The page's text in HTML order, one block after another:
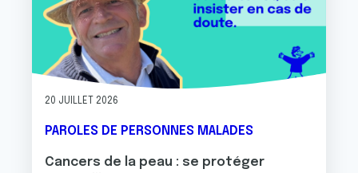
20 JUILLET 2026
PAROLES DE PERSONNES MALADES
Cancers de la peau : se protéger